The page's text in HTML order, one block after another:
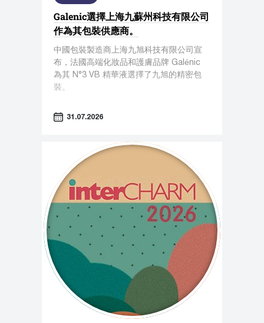
Galenic選擇上海九蘇州科技有限公司
作為其包裝供應商。
中國包裝製造商上海九旭科技有限公司宣
布，法國高端化妝品和護膚品牌 Galénic
為其 N°3 VB 精華液選擇了九旭的精密包
裝。
31.07.2026